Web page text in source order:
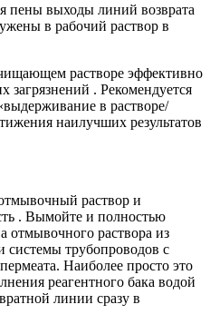
пены выходы линий возврата
в рабочий раствор в
растворе эффективно
загрязнений . Рекомендуется
в растворе/
наилучших результатов
раствор и
. Вымойте и полностью
отмывочного раствора из
системы трубопроводов с
Наиболее просто это
реагентного бака водой
линии сразу в